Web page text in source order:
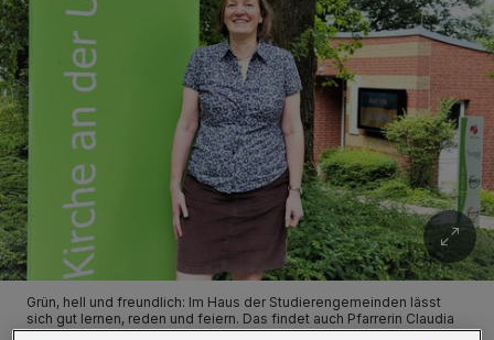
Grün, hell und freundlich: Im Haus der Studierengemeinden lässt
sich gut lernen, reden und feiern. Das findet auch Pfarrerin Claudia
Andrews.